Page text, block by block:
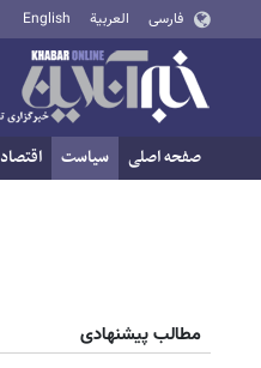
فارسی العربية English
صفحه اصلی سیاست اقتصاد
مطالب پیشنهادی